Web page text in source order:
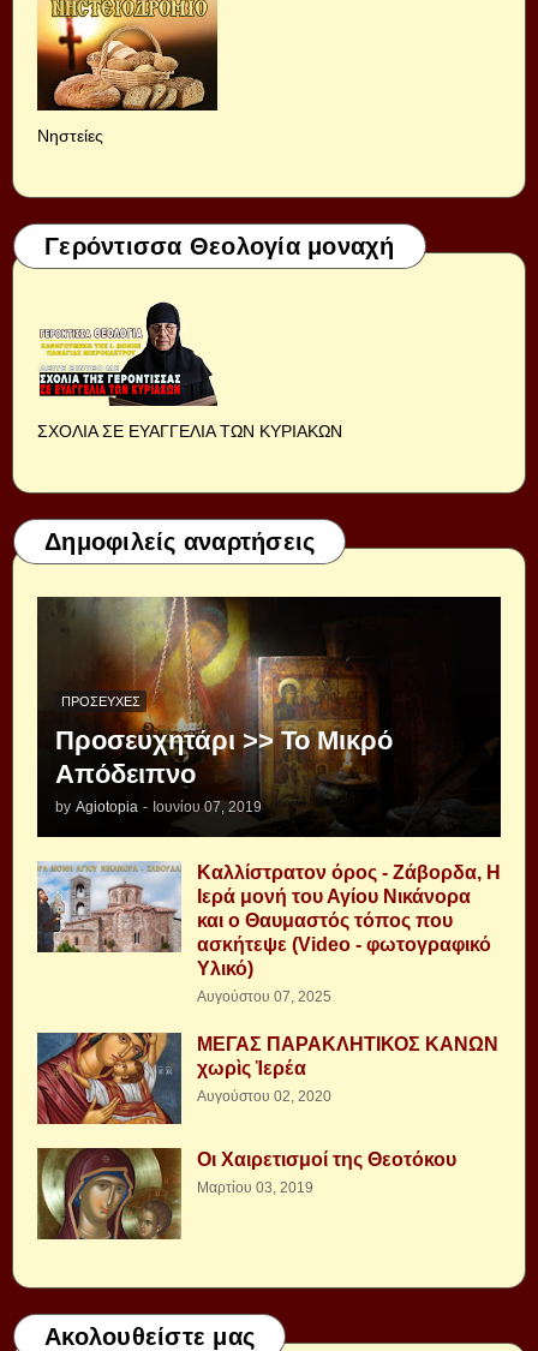
Νηστείες
Γερόντισσα Θεολογία μοναχή
ΣΧΟΛΙΑ ΣΕ ΕΥΑΓΓΕΛΙΑ ΤΩΝ ΚΥΡΙΑΚΩΝ
Δημοφιλείς αναρτήσεις
ΠΡΟΣΕΥΧΈΣ
Προσευχητάρι >> Το Μικρό
Απόδειπνο
by Agiotopia - Ιουνίου 07, 2019
Καλλίστρατον όρος - Ζάβορδα, Η
Ιερά μονή του Αγίου Νικάνορα
και ο Θαυμαστός τόπος που
ασκήτεψε (Video - φωτογραφικό
Υλικό)
Αυγούστου 07, 2025
ΜΕΓΑΣ ΠΑΡΑΚΛΗΤΙΚΟΣ ΚΑΝΩΝ
χωρὶς Ἱερέα
Αυγούστου 02, 2020
Οι Χαιρετισμοί της Θεοτόκου
Μαρτίου 03, 2019
Ακολουθείστε μας